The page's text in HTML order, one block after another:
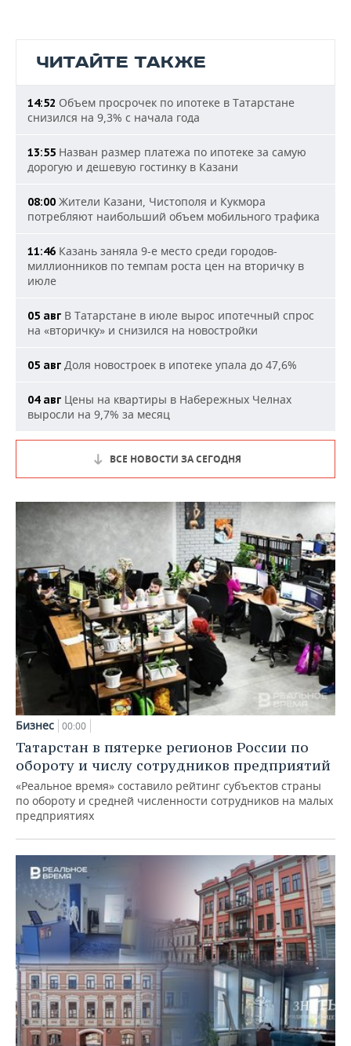
ЧИТАЙТЕ ТАКЖЕ
14:52 Объем просрочек по ипотеке в Татарстане
снизился на 9,3% с начала года
13:55 Назван размер платежа по ипотеке за самую
дорогую и дешевую гостинку в Казани
08:00 Жители Казани, Чистополя и Кукмора
потребляют наибольший объем мобильного трафика
11:46 Казань заняла 9-е место среди городов-
миллионников по темпам роста цен на вторичку в
июле
05 авг В Татарстане в июле вырос ипотечный спрос
на «вторичку» и снизился на новостройки
05 авг Доля новостроек в ипотеке упала до 47,6%
04 авг Цены на квартиры в Набережных Челнах
выросли на 9,7% за месяц
ВСЕ НОВОСТИ ЗА СЕГОДНЯ
Бизнес 00:00
Татарстан в пятерке регионов России по
обороту и числу сотрудников предприятий
«Реальное время» составило рейтинг субъектов страны
по обороту и средней численности сотрудников на малых
предприятиях